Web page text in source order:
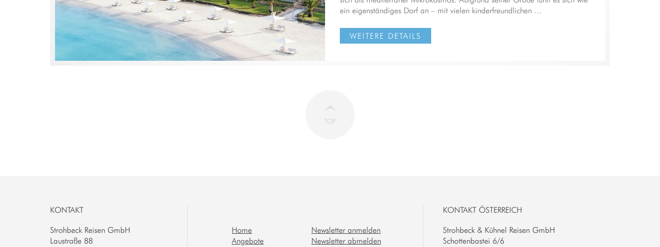
ein eigenständiges Dorf an – mit vielen kinderfreundlichen ...
WEITERE DETAILS
TOP
KONTAKT
Strohbeck Reisen GmbH
Laustraße 88
Home
Angebote
Newsletter anmelden
Newsletter abmelden
KONTAKT ÖSTERREICH
Strohbeck & Kühnel Reisen GmbH
Schottenbastei 6/6